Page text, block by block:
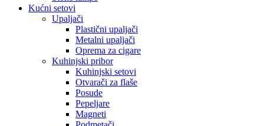
Kućni setovi
Upaljači
Plastični upaljači
Metalni upaljači
Oprema za cigare
Kuhinjski pribor
Kuhinjski setovi
Otvarači za flaše
Posude
Pepeljare
Magneti